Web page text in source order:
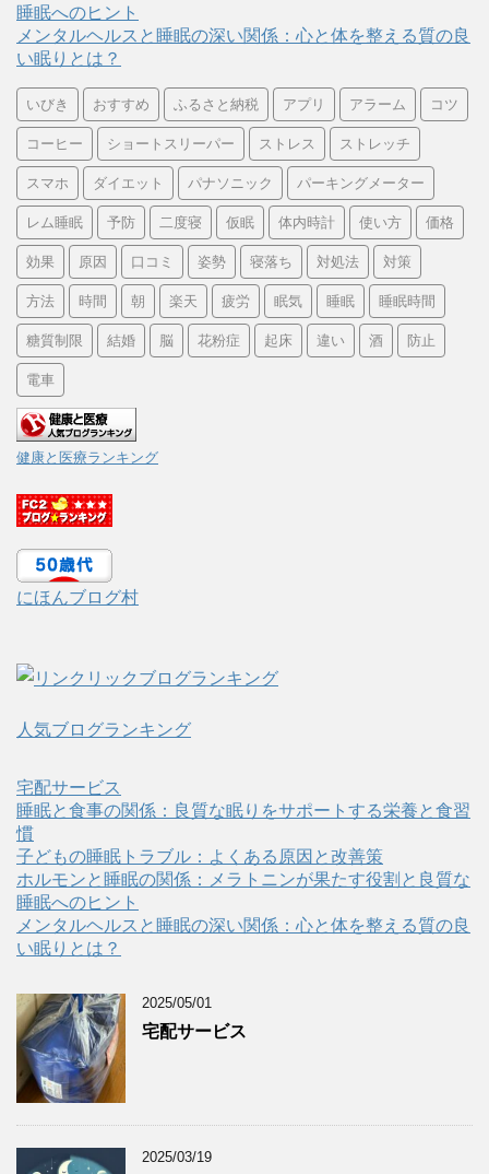
睡眠へのヒント
メンタルヘルスと睡眠の深い関係：心と体を整える質の良
い眠りとは？
いびき おすすめ ふるさと納税 アプリ アラーム コツ
コーヒー ショートスリーパー ストレス ストレッチ
スマホ ダイエット パナソニック パーキングメーター
レム睡眠 予防 二度寝 仮眠 体内時計 使い方 価格
効果 原因 口コミ 姿勢 寝落ち 対処法 対策
方法 時間 朝 楽天 疲労 眠気 睡眠 睡眠時間
糖質制限 結婚 脳 花粉症 起床 違い 酒 防止
電車
健康と医療ランキング
にほんブログ村
人気ブログランキング
宅配サービス
睡眠と食事の関係：良質な眠りをサポートする栄養と食習
慣
子どもの睡眠トラブル：よくある原因と改善策
ホルモンと睡眠の関係：メラトニンが果たす役割と良質な
睡眠へのヒント
メンタルヘルスと睡眠の深い関係：心と体を整える質の良
い眠りとは？
2025/05/01
宅配サービス
2025/03/19